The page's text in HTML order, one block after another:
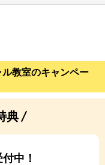
教室のキャンペー
典
中！